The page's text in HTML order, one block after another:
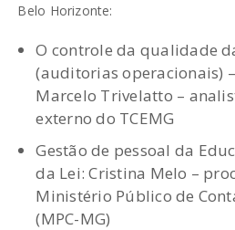
Belo Horizonte:
O controle da qualidade
(auditorias operacionais)
Marcelo Trivelatto –
externo do TCEMG
Gestão de pessoal da
da Lei: Cristina Melo –
Ministério Público de
(MPC-MG)